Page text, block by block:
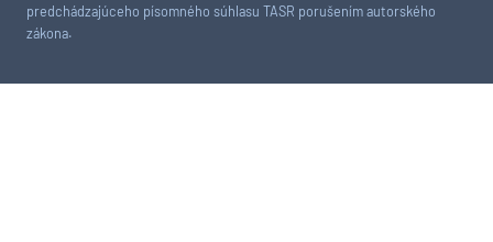
predchádzajúceho písomného súhlasu TASR porušením autorského
zákona.